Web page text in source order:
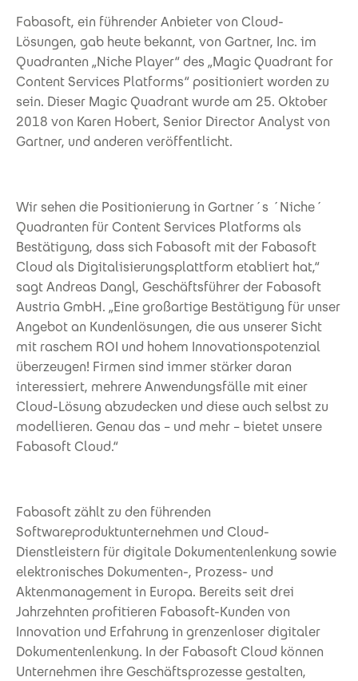
Fabasoft, ein führender Anbieter von Cloud-
Lösungen, gab heute bekannt, von Gartner, Inc. im
Quadranten „Niche Player“ des „Magic Quadrant for
Content Services Platforms“ positioniert worden zu
sein. Dieser Magic Quadrant wurde am 25. Oktober
2018 von Karen Hobert, Senior Director Analyst von
Gartner, und anderen veröffentlicht.
Wir sehen die Positionierung in Gartner´s ´Niche´
Quadranten für Content Services Platforms als
Bestätigung, dass sich Fabasoft mit der Fabasoft
Cloud als Digitalisierungsplattform etabliert hat,“
sagt Andreas Dangl, Geschäftsführer der Fabasoft
Austria GmbH. „Eine großartige Bestätigung für unser
Angebot an Kundenlösungen, die aus unserer Sicht
mit raschem ROI und hohem Innovationspotenzial
überzeugen! Firmen sind immer stärker daran
interessiert, mehrere Anwendungsfälle mit einer
Cloud-Lösung abzudecken und diese auch selbst zu
modellieren. Genau das – und mehr – bietet unsere
Fabasoft Cloud.“
Fabasoft zählt zu den führenden
Softwareproduktunternehmen und Cloud-
Dienstleistern für digitale Dokumentenlenkung sowie
elektronisches Dokumenten-, Prozess- und
Aktenmanagement in Europa. Bereits seit drei
Jahrzehnten profitieren Fabasoft-Kunden von
Innovation und Erfahrung in grenzenloser digitaler
Dokumentenlenkung. In der Fabasoft Cloud können
Unternehmen ihre Geschäftsprozesse gestalten,